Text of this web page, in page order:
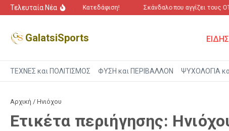
Μετάβαση στο περιεχόμενο
Τελευταία Νέα
για τα ΜΠΑΛΟΝΙΑ Κατεδάφιση! Σκάνδαλο που αγγίζει τους
GalatsiSports
ΤΕΧΝΕΣ και ΠΟΛΙΤΙΣΜΟΣ ΦΥΣΗ και ΠΕΡΙΒΑΛΛΟΝ ΨΥΧΟΛΟΓΙΑ
Αρχική / Ηνιόχου
Ετικέτα περιήγησης: